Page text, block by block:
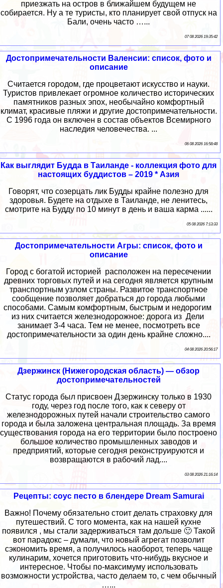
приезжать на остров в ближайшем будущем не
собирается. Ну а те туристы, кто планирует свой отпуск на
Бали, очень часто …...
07 08 2026 19:35:42
Достопримечательности Валенсии: список, фото и
описание
Считается городом, где процветают искусство и науки.
Туристов привлекает огромное количество исторических
памятников разных эпох, необычайно комфортный
климат, красивые пляжи и другие достопримечательности.
С 1996 года он включен в состав объектов Всемирного
наследия человечества. ...
06 08 2026 16:58:48
Как выглядит Будда в Таиланде - коллекция фото для
настоящих буддистов – 2019 * Азия
Говорят, что созерцать лик Будды крайне полезно для
здоровья. Будете на отдыхе в Таиланде, не ленитесь,
смотрите на Будду по 10 минут в день и ваша карма ......
05 08 2026 7:13:33
Достопримечательности Агры: список, фото и
описание
Город с богатой историей расположен на пересечении
древних торговых путей и на сегодня является крупным
транспортным узлом страны. Развитое транспортное
сообщение позволяет добраться до города любыми
способами. Самым комфортным, быстрым и недорогим
из них считается железнодорожное: дорога из Дели
занимает 3-4 часа. Тем не менее, посмотреть все
достопримечательности за один день крайне сложно....
04 08 2026 20:56:17
Дзержинск (Нижегородская область) — обзор
достопримечательностей
Статус города был присвоен Дзержинску только в 1930
году, через год после того, как к северу от
железнодорожных путей начали строительство самого
города и была заложена центральная площадь. За время
существования города на его территории было построено
большое количество промышленных заводов и
предприятий, которые сегодня реконструируются и
возвращаются в рабочий лад....
03 08 2026 21:16:14
Рецепты: соус песто в блендере Dream Samurai
Важно! Почему обязательно стоит делать страховку для
путешествий. С того момента, как на нашей кухне
появился , мы стали задерживаться там дольше 🙂 Такой
вот парадокс – думали, что новый агрегат позволит
сэкономить время, а получилось наоборот, теперь чаще
кулинарим, хочется приготовить что-нибудь вкусное и
интересное. Чтобы по-максимуму использовать
возможности устройства, часто делаем то, с чем обычный
…...